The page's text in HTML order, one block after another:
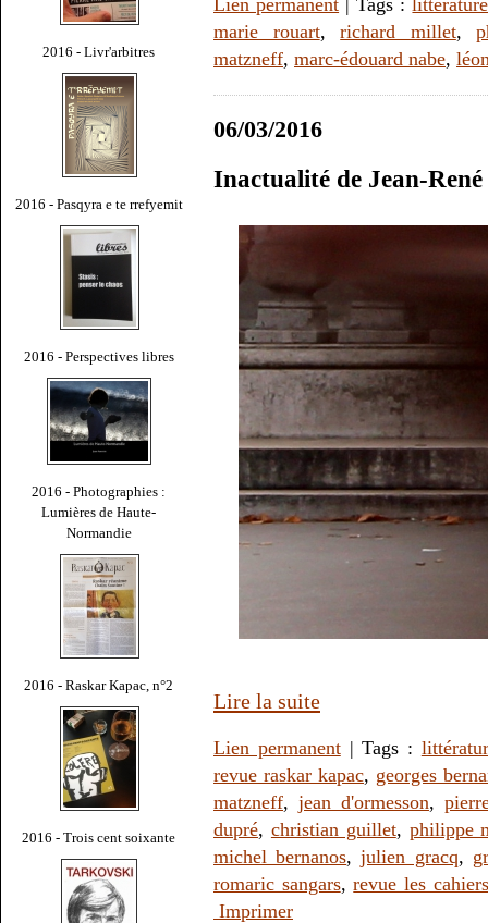
2016 - Livr'arbitres
2016 - Pasqyra e te rrefyemit
2016 - Perspectives libres
2016 - Photographies :
Lumières de Haute-
Normandie
2016 - Raskar Kapac, n°2
2016 - Trois cent soixante
marie rouart,richard millet,
matzneff, marc-édouard nabe,
06/03/2016
Inactualité de Jean-
Lire la suite
Lien permanent| Tags :
revue raskar kapac, georges
matzneff, jean d'ormesson,
dupré, christian guillet, philippe
michel bernanos,julien gracq,
romaric sangars,revue les
Imprimer